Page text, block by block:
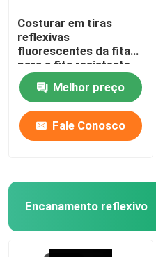
Costurar em tiras
reflexivas
fluorescentes da fita
para a fita resistente
da chama da roupa
Melhor preço
Fale Conosco
Encanamento reflexivo